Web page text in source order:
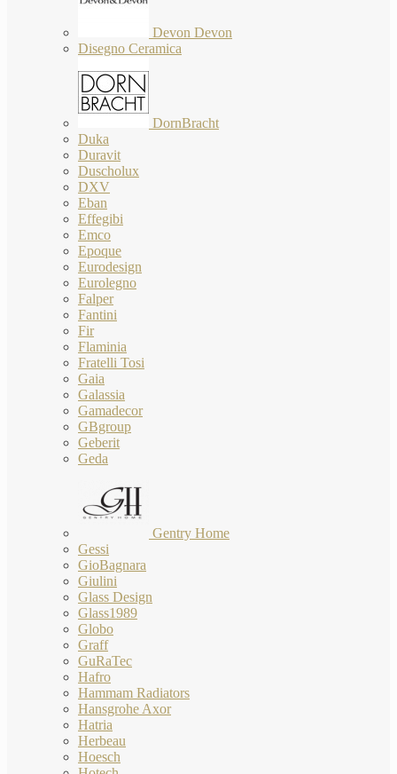
Devon Devon
Disegno Ceramica
DornBracht
Duka
Duravit
Duscholux
DXV
Eban
Effegibi
Emco
Epoque
Eurodesign
Eurolegno
Falper
Fantini
Fir
Flaminia
Fratelli Tosi
Gaia
Galassia
Gamadecor
GBgroup
Geberit
Geda
Gentry Home
Gessi
GioBagnara
Giulini
Glass Design
Glass1989
Globo
Graff
GuRaTec
Hafro
Hammam Radiators
Hansgrohe Axor
Hatria
Herbeau
Hoesch